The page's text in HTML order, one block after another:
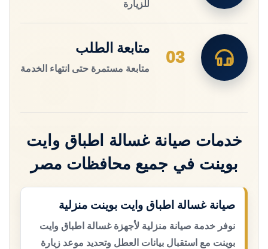
للزيارة
03
متابعة الطلب
متابعة مستمرة حتى انتهاء الخدمة
خدمات صيانة غسالة اطباق وايت
بوينت في جميع محافظات مصر
صيانة غسالة اطباق وايت بوينت منزلية
نوفر خدمة صيانة منزلية لأجهزة غسالة اطباق وايت
بوينت مع استقبال بيانات العطل وتحديد موعد زيارة